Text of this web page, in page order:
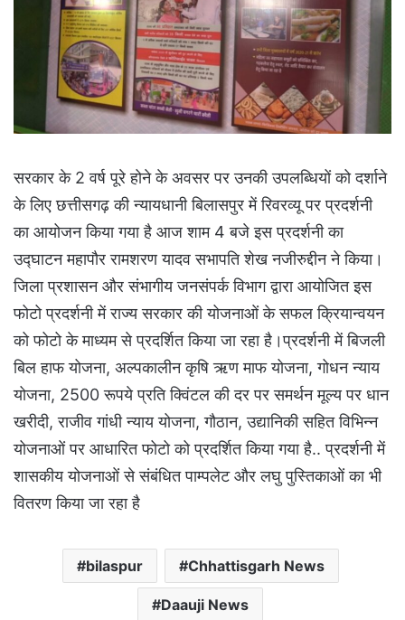
सरकार के 2 वर्ष पूरे होने के अवसर पर उनकी उपलब्धियों को दर्शाने
के लिए छत्तीसगढ़ की न्यायधानी बिलासपुर में रिवरव्यू पर प्रदर्शनी
का आयोजन किया गया है आज शाम 4 बजे इस प्रदर्शनी का
उद्घाटन महापौर रामशरण यादव सभापति शेख नजीरुद्दीन ने किया।
जिला प्रशासन और संभागीय जनसंपर्क विभाग द्वारा आयोजित इस
फोटो प्रदर्शनी में राज्य सरकार की योजनाओं के सफल क्रियान्वयन
को फोटो के माध्यम से प्रदर्शित किया जा रहा है।प्रदर्शनी में बिजली
बिल हाफ योजना, अल्पकालीन कृषि ऋण माफ योजना, गोधन न्याय
योजना, 2500 रूपये प्रति क्विंटल की दर पर समर्थन मूल्य पर धान
खरीदी, राजीव गांधी न्याय योजना, गौठान, उद्यानिकी सहित विभिन्न
योजनाओं पर आधारित फोटो को प्रदर्शित किया गया है.. प्रदर्शनी में
शासकीय योजनाओं से संबंधित पाम्पलेट और लघु पुस्तिकाओं का भी
वितरण किया जा रहा है
bilaspur Chhattisgarh News
Daauji News